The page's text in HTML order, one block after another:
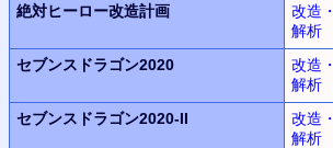
絶対ヒーロー改造計画
改造・
解析
セブンスドラゴン2020
改造・
解析
セブンスドラゴン2020-II
改造・
解析